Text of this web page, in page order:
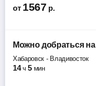
от 1567 р.
Можно добратьсяна
Хабаровск - Владивосток
14 ч 5 мин